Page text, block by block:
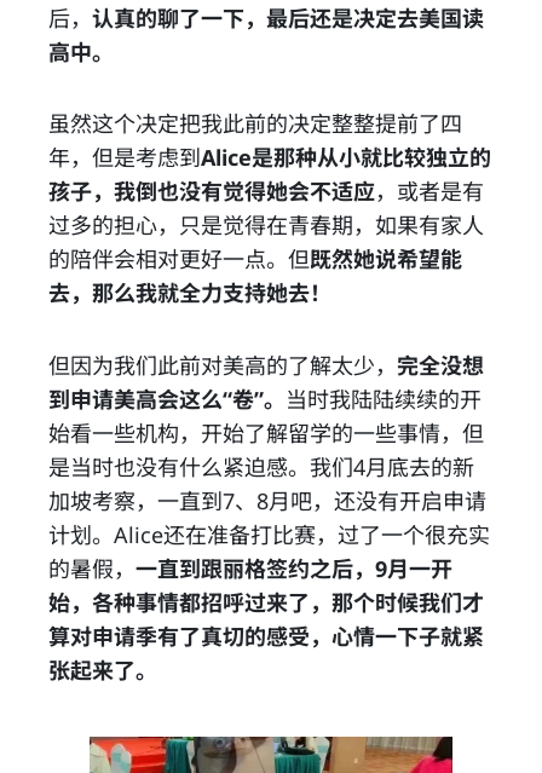
后， 认真的聊了一下，最后还是决定去美国读
高中。
虽然这个决定把我此前的决定整整提前了四
年，但是考虑到Alice是那种从小就比较独立的
孩子，我倒也没有觉得她会不适应，或者是有
过多的担心，只是觉得在青春期，如果有家人
的陪伴会相对更好一点。但既然她说希望能
去，那么我就全力支持她去！
但因为我们此前对美高的了解太少， 完全没想
到申请美高会这么“卷”。 当时我陆陆续续的开
始看一些机构，开始了解留学的一些事情，但
是当时也没有什么紧迫感。我们4月底去的新
加坡考察，一直到7、8月吧，还没有开启申请
计划。Alice还在准备打比赛，过了一个很充实
的暑假， 一直到跟丽格签约之后，9月一开
始，各种事情都招呼过来了，那个时候我们才
算对申请季有了真切的感受，心情一下子就紧
张起来了。